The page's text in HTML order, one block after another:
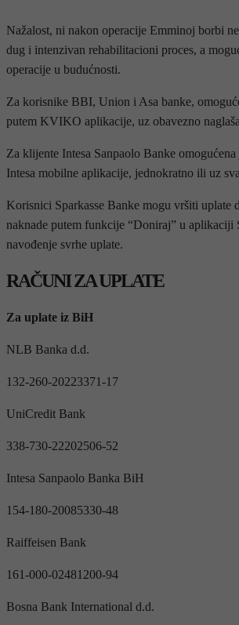
Nažalost, ni nakon operacije Emminoj borbi
dug i intenzivan rehabilitacioni proces, a
operacije u budućnosti.
Za korisnike BBI, Union i Asa banke,
putem KVIKO aplikacije, uz obavezno
Za klijente Intesa Sanpaolo Banke
Intesa mobilne aplikacije, jednokratno ili uz
Korisnici Sparkasse Banke mogu vršiti uplate
naknade putem funkcije “Doniraj” u aplikaciji
navođenje svrhe uplate.
RAČUNI ZA UPLATE
Za uplate iz BiH
NLB Banka d.d.
132-260-20223371-17
UniCredit Bank
338-730-22202506-52
Intesa Sanpaolo Banka BiH
154-180-20085330-48
Raiffeisen Bank
161-000-02481200-94
Bosna Bank International d.d.